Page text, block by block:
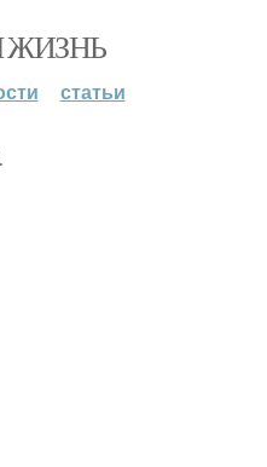
ЖИЗНЬ
статьи